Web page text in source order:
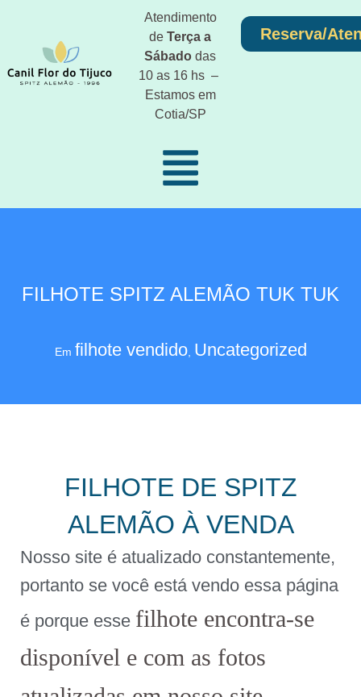
Atendimento
deTerça a
Sábado das
10 as 16 hs –
Estamos em
Cotia/SP
Reserva/
FILHOTE SPITZ ALEMÃO TUK TUK
Em filhote vendido, Uncategorized
FILHOTE DE SPITZ
ALEMÃO À VENDA
Nosso site é atualizado constantemente,
portanto se você está vendo essa página
é porque esse filhote encontra-se
disponível e com as fotos